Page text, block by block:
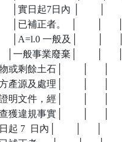
│實日起7日內 │        │      │
│已補正者。  │        │      │
│A=l.0 一般及│        │      │
│一般事業廢棄│        │      │
│物或剩餘土石│        │      │
│方產源及處理│        │      │
│證明文件，經│        │      │
│查獲違規事實│        │      │
日起 7  日內│        │      │